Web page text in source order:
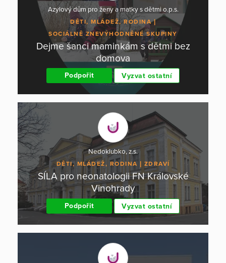
Azylový dům pro ženy a matky s dětmi o.p.s.
DĚTI, MLÁDEŽ, RODINA
SOCIÁLNĚ ZNEVÝHODNĚNÉ SKUPINY
Dejme šanci maminkám s dětmi bez
domova
Podpořit Vyzvat ostatní
Nedoklubko, z.s.
DĚTI, MLÁDEŽ, RODINA ZDRAVÍ
SÍLA pro neonatologii FN Královské
Vinohrady
Podpořit Vyzvat ostatní